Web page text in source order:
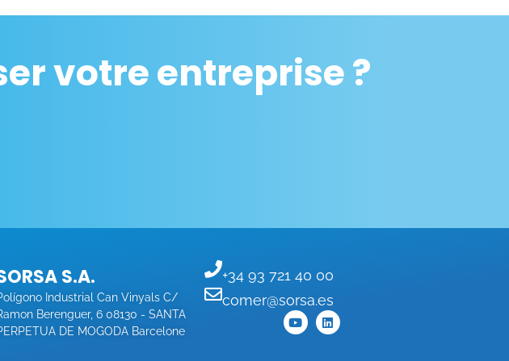
votre entreprise ?
S.A.
Industrial Can Vinyals C/
Berenguer, 6 08130 - SANTA
DE MOGODA Barcelone
+34 93 721 40 00
comer@sorsa.es